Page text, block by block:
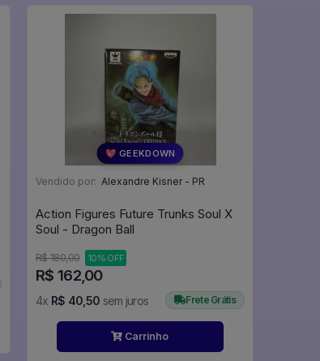
💖 GEEKDOWN
Vendido por: Alexandre Kisner - PR
Action Figures Future Trunks Soul X
Soul - Dragon Ball
R$ 180,00 10% OFF
R$ 162,00
4x R$ 40,50 sem juros Frete Grátis
Carrinho